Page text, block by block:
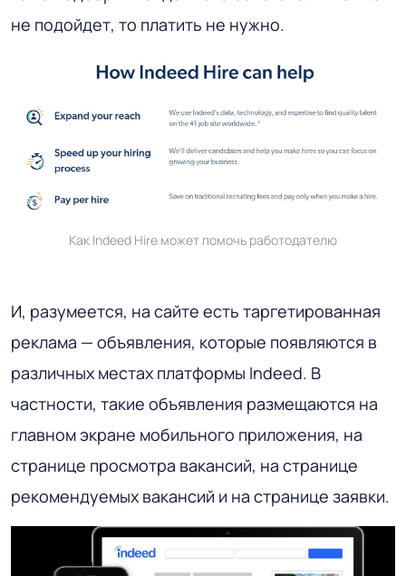
не подойдет, то платить не нужно.
Как Indeed Hire может помочь работодателю
И, разумеется, на сайте есть таргетированная
реклама — объявления, которые появляются в
различных местах платформы Indeed. В
частности, такие объявления размещаются на
главном экране мобильного приложения, на
странице просмотра вакансий, на странице
рекомендуемых вакансий и на странице заявки.